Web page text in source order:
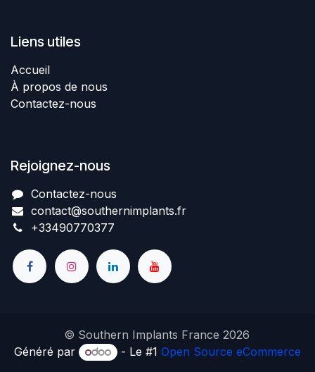
Liens utiles
Accueil
À propos de nous
Contactez-nous
Rejoignez-nous
Contactez-nous​
contact@southernimplant​​​s.fr
+334907​70377
© Southern Implants France 2026
Généré par
- Le #1 Open Source eCommerce